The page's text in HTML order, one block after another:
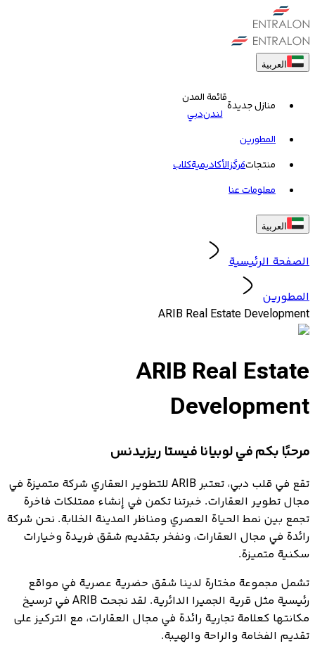
العربية
منازل جديدة
قائمة المدن
لندندبي
المطورين
منتجاتمَركَزالأكاديميةکلاب
معلومات عنا
العربية
الصفحة الرئيسية
المطورين
ARIB Real Estate Development
ARIB Real Estate
Development
مرحبًا بكم في لوبيانا فيستا ريزيدنس
تقع في قلب دبي، تعتبر ARIB للتطوير العقاري شركة متميزة في
مجال تطوير العقارات. خبرتنا تكمن في إنشاء ممتلكات فاخرة
تجمع بين نمط الحياة العصري ومناظر المدينة الخلابة. نحن شركة
رائدة في مجال العقارات، ونفخر بتقديم شقق فريدة وخيارات
سكنية متميزة.
تشمل مجموعة مختارة لدينا شقق حضرية عصرية في مواقع
رئيسية مثل قرية الجميرا الدائرية. لقد نجحت ARIB في ترسيخ
مكانتها كعلامة تجارية رائدة في مجال العقارات، مع التركيز على
تقديم الفخامة والراحة والهيبة.